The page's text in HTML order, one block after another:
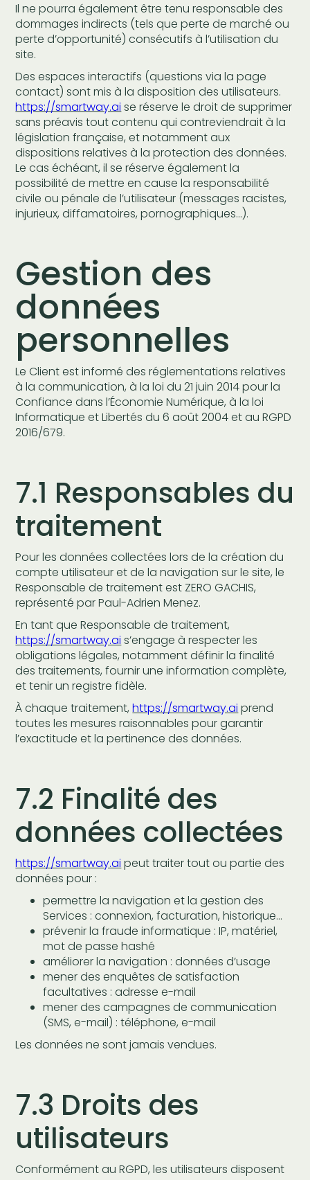
Il ne pourra également être tenu responsable des
dommages indirects (tels que perte de marché ou
perte d’opportunité) consécutifs à l’utilisation du
site.
Des espaces interactifs (questions via la page
contact) sont mis à la disposition des utilisateurs.
https://smartway.ai se réserve le droit de supprimer
sans préavis tout contenu qui contreviendrait à la
législation française, et notamment aux
dispositions relatives à la protection des données.
Le cas échéant, il se réserve également la
possibilité de mettre en cause la responsabilité
civile ou pénale de l’utilisateur (messages racistes,
injurieux, diffamatoires, pornographiques…).
Gestion des
données
personnelles
Le Client est informé des réglementations relatives
à la communication, à la loi du 21 juin 2014 pour la
Confiance dans l’Économie Numérique, à la loi
Informatique et Libertés du 6 août 2004 et au RGPD
2016/679.
7.1 Responsables du
traitement
Pour les données collectées lors de la création du
compte utilisateur et de la navigation sur le site, le
Responsable de traitement est ZERO GACHIS,
représenté par Paul-Adrien Menez.
En tant que Responsable de traitement,
https://smartway.ai s’engage à respecter les
obligations légales, notamment définir la finalité
des traitements, fournir une information complète,
et tenir un registre fidèle.
À chaque traitement,https://smartway.ai prend
toutes les mesures raisonnables pour garantir
l’exactitude et la pertinence des données.
7.2 Finalité des
données collectées
https://smartway.ai peut traiter tout ou partie des
données pour :
permettre la navigation et la gestion des
Services : connexion, facturation, historique…
prévenir la fraude informatique : IP, matériel,
mot de passe hashé
améliorer la navigation : données d’usage
mener des enquêtes de satisfaction
facultatives : adresse e-mail
mener des campagnes de communication
(SMS, e-mail) : téléphone, e-mail
Les données ne sont jamais vendues.
7.3 Droits des
utilisateurs
Conformément au RGPD, les utilisateurs disposent